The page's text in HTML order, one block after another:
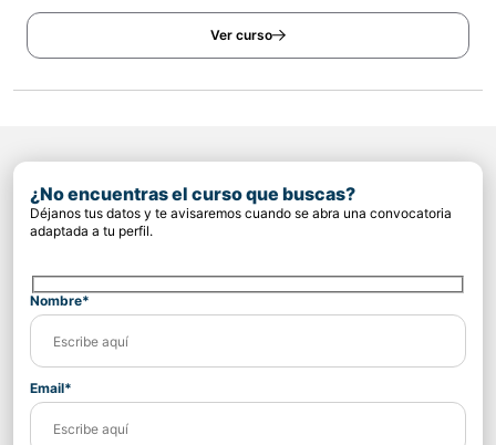
Ver curso
¿No encuentras el curso que buscas?
Déjanos tus datos y te avisaremos cuando se abra una convocatoria
adaptada a tu perfil.
Nombre*
Email*